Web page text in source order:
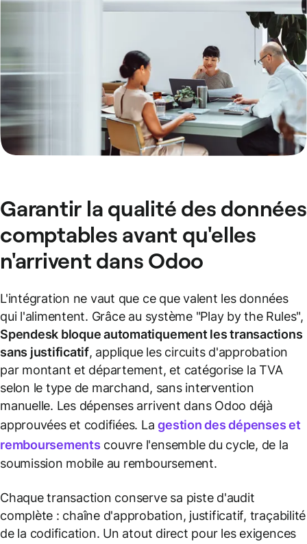
Garantir la qualité des données
comptables avant qu'elles
n'arrivent dans Odoo
L'intégration ne vaut que ce que valent les données
qui l'alimentent. Grâce au système "Play by the Rules",
Spendesk bloque automatiquement les transactions
sans justificatif, applique les circuits d'approbation
par montant et département, et catégorise la TVA
selon le type de marchand, sans intervention
manuelle. Les dépenses arrivent dans Odoo déjà
approuvées et codifiées. Lagestion des dépenses et
remboursements couvre l'ensemble du cycle, de la
soumission mobile au remboursement.
Chaque transaction conserve sa piste d'audit
complète : chaîne d'approbation, justificatif, traçabilité
de la codification. Un atout direct pour les exigences